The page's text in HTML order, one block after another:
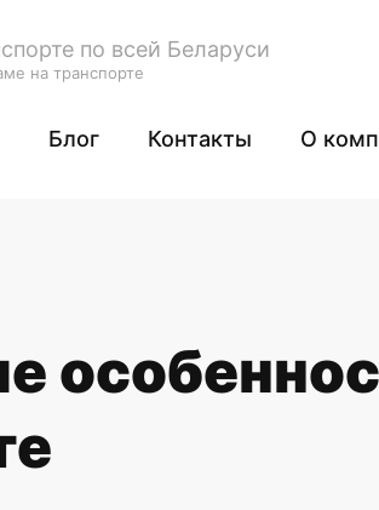
по всей Беларуси
на транспорте
Блог Контакты О